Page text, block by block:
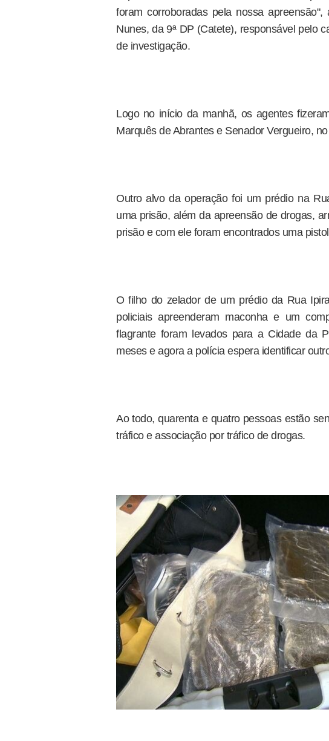
foram corroboradas pela nossa
Nunes, da 9ª DP (Catete), responsável pelo
de investigação.
Logo no início da manhã, os agentes
Marquês de Abrantes e Senador Vergueiro,
Outro alvo da operação foi um prédio na
uma prisão, além da apreensão de drogas,
prisão e com ele foram encontrados uma
O filho do zelador de um prédio da Rua
policiais apreenderam maconha e um
flagrante foram levados para a Cidade da
meses e agora a polícia espera identificar
Ao todo, quarenta e quatro pessoas estão
tráfico e associação por tráfico de drogas.